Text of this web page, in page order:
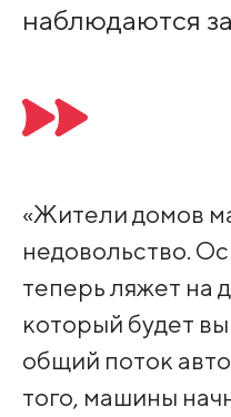
наблюдаются
«Жители домов
недовольство.
теперь ляжет на
который будет
общий поток
того, машины